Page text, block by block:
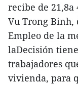
recibe de 21,8a
Vu Trong Binh,
Empleo de la
laDecisión
trabajadores
vivienda, para